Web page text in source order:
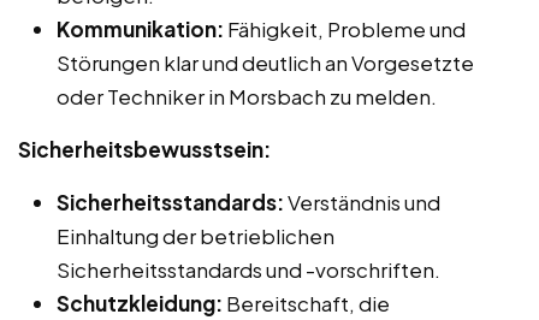
Kommunikation: Fähigkeit, Probleme und
Störungen klar und deutlich an Vorgesetzte
oder Techniker in Morsbach zu melden.
Sicherheitsbewusstsein:
Sicherheitsstandards:Verständnis und
Einhaltung der betrieblichen
Sicherheitsstandards und -vorschriften.
Schutzkleidung: Bereitschaft, die